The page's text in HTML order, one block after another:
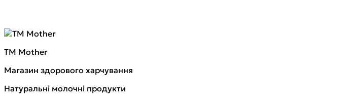
TM Mother
Магазин здорового харчування
Натуральні молочні продукти